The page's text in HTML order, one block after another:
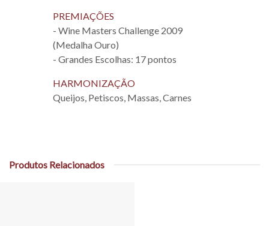
PREMIAÇÕES
- Wine Masters Challenge 2009
(Medalha Ouro)
- Grandes Escolhas: 17 pontos
HARMONIZAÇÃO
Queijos, Petiscos, Massas, Carnes
Produtos Relacionados